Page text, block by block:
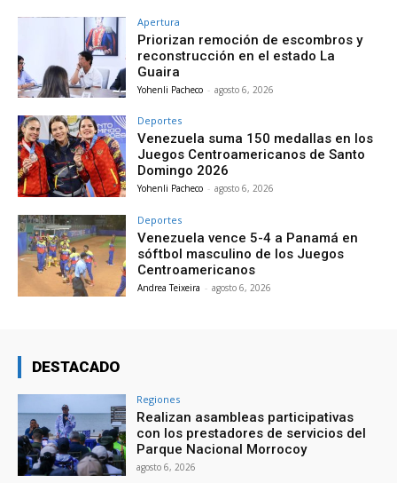
Apertura
Priorizan remoción de escombros y
reconstrucción en el estado La
Guaira
Yohenli Pacheco - agosto 6, 2026
Deportes
Venezuela suma 150 medallas en los
Juegos Centroamericanos de Santo
Domingo 2026
Yohenli Pacheco - agosto 6, 2026
Deportes
Venezuela vence 5-4 a Panamá en
sóftbol masculino de los Juegos
Centroamericanos
Andrea Teixeira - agosto 6, 2026
DESTACADO
Regiones
Realizan asambleas participativas
con los prestadores de servicios del
Parque Nacional Morrocoy
agosto 6, 2026